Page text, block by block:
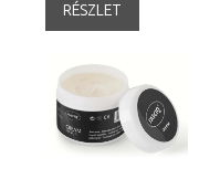
RÉSZLET